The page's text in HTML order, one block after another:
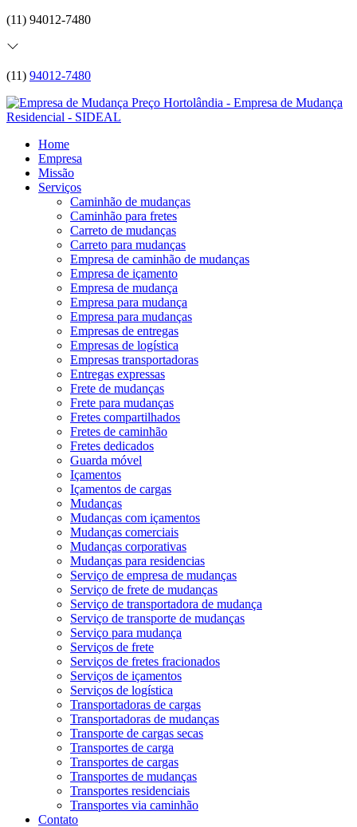
(11) 94012-7480
(11) 94012-7480
Home
Empresa
Missão
Serviços
Caminhão de mudanças
Caminhão para fretes
Carreto de mudanças
Carreto para mudanças
Empresa de caminhão de mudanças
Empresa de içamento
Empresa de mudança
Empresa para mudança
Empresa para mudanças
Empresas de entregas
Empresas de logística
Empresas transportadoras
Entregas expressas
Frete de mudanças
Frete para mudanças
Fretes compartilhados
Fretes de caminhão
Fretes dedicados
Guarda móvel
Içamentos
Içamentos de cargas
Mudanças
Mudanças com içamentos
Mudanças comerciais
Mudanças corporativas
Mudanças para residencias
Serviço de empresa de mudanças
Serviço de frete de mudanças
Serviço de transportadora de mudança
Serviço de transporte de mudanças
Serviço para mudança
Serviços de frete
Serviços de fretes fracionados
Serviços de içamentos
Serviços de logística
Transportadoras de cargas
Transportadoras de mudanças
Transporte de cargas secas
Transportes de carga
Transportes de cargas
Transportes de mudanças
Transportes residenciais
Transportes via caminhão
Contato